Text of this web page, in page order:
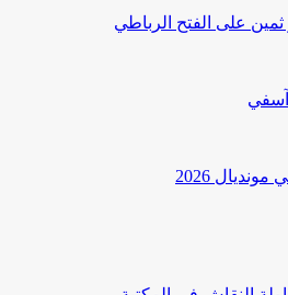
على الفتح الرباطي
آسفي
2026